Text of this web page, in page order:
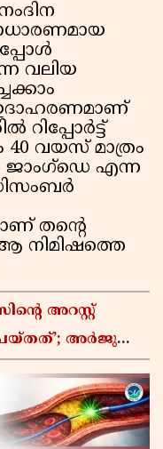
വലിയ
ഉദാഹരണമാണ്
40 വയസ് മാത്രം
ജാംഗ്‌ഡെ എന്ന
തന്റെ
ആ നിമിഷത്തെ
അറസ്റ്റ്
ചെയ്തത്’; അർജുൻ